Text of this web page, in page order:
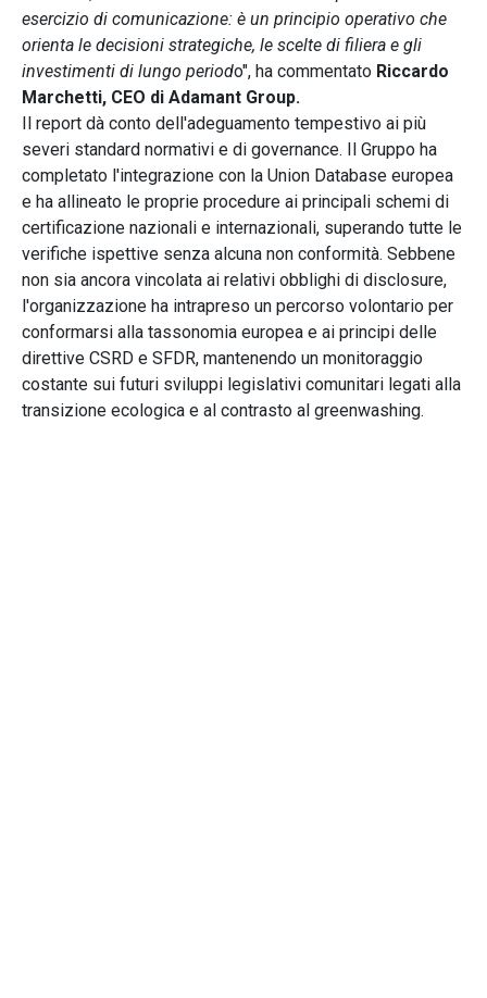
esercizio di comunicazione: è un principio operativo che
orienta le decisioni strategiche, le scelte di filiera e gli
investimenti di lungo periodo", ha commentato Riccardo
Marchetti, CEO di Adamant Group.
Il report dà conto dell'adeguamento tempestivo ai più
severi standard normativi e di governance. Il Gruppo ha
completato l'integrazione con la Union Database europea
e ha allineato le proprie procedure ai principali schemi di
certificazione nazionali e internazionali, superando tutte le
verifiche ispettive senza alcuna non conformità. Sebbene
non sia ancora vincolata ai relativi obblighi di disclosure,
l'organizzazione ha intrapreso un percorso volontario per
conformarsi alla tassonomia europea e ai principi delle
direttive CSRD e SFDR, mantenendo un monitoraggio
costante sui futuri sviluppi legislativi comunitari legati alla
transizione ecologica e al contrasto al greenwashing.